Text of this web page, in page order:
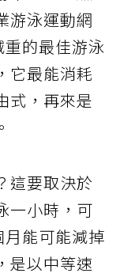
游泳運動網
的最佳游泳
它最能消耗
式，再來是
這要取決於
一小時，可
能可能減掉
是以中等速